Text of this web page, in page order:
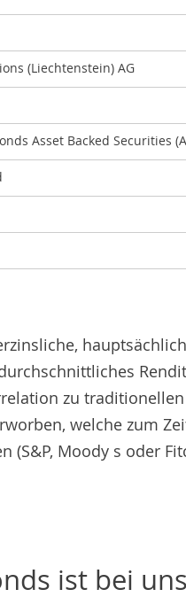
(Liechtenstein) AG
Asset Backed Securities
zu
welche zum
(S&P, Moody s oder
ist bei